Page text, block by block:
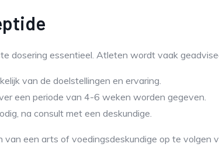
dosering essentieel. Atleten wordt vaak
van de doelstellingen en ervaring.
een periode van 4-6 weken worden gegeven.
na consult met een deskundige.
van een arts of voedingsdeskundige op te volgen